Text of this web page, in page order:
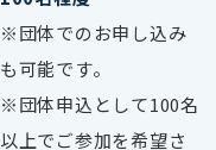
※団体でのお申し込み
も可能です。
※団体申込として100名
以上でご参加を希望さ